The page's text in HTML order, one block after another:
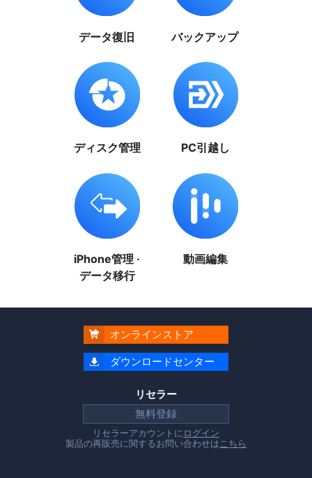
データ復旧 バックアップ
ディスク管理 PC引越し
iPhone管理 ·
データ移行
動画編集
 オンラインストア
 ダウンロードセンター
リセラー
無料登録
リセラーアカウントにログイン
製品の再販売に関するお問い合わせはこちら